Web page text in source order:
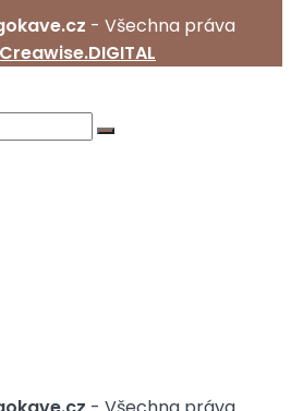
- Všechna práva
Creawise.DIGITAL